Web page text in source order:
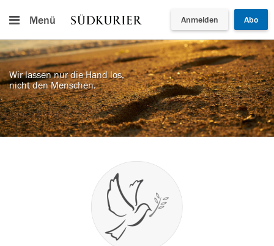
Menü Anmelden Abo
Wir lassen nur die Hand los,
nicht den Menschen.